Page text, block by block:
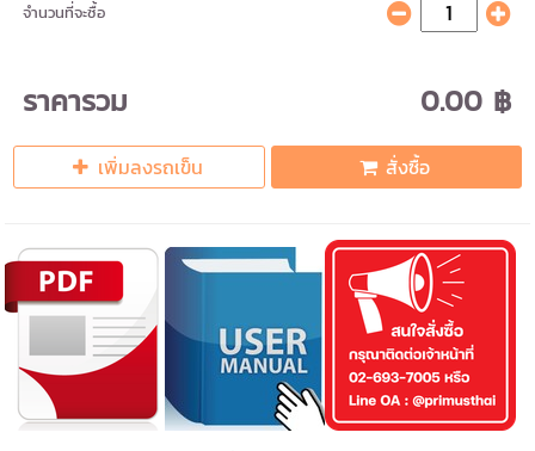
จำนวนที่จะซื้อ
ราคารวม 0.00 ฿
เพิ่มลงรถเข็น สั่งซื้อ